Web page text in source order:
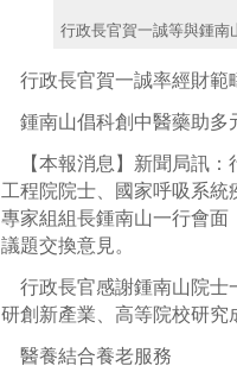
行政長官賀一誠等與鍾南
行政長官賀一誠率經財範
鍾南山倡科創中醫藥助多
【本報消息】新聞局訊：
工程院院士、國家呼吸系
專家組組長鍾南山一行會
議題交換意見。
行政長官感謝鍾南山院士
研創新產業、高等院校研
醫養結合養老服務